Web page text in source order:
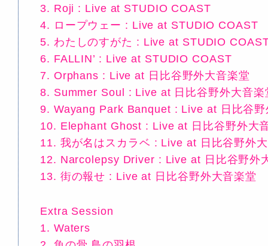
3. Roji : Live at STUDIO COAST
4. ロープウェー : Live at STUDIO COAST
5. わたしのすがた : Live at STUDIO
6. FALLIN’ : Live at STUDIO COAST
7. Orphans : Live at 日比谷野外大音楽堂
8. Summer Soul : Live at 日比谷野外大音楽
9. Wayang Park Banquet : Live at 日比谷野
10. Elephant Ghost : Live at 日比谷野外大
11. 我が名はスカラベ : Live at 日比谷野外
12. Narcolepsy Driver : Live at 日比谷野外
13. 街の報せ : Live at 日比谷野外大音楽堂
Extra Session
1. Waters